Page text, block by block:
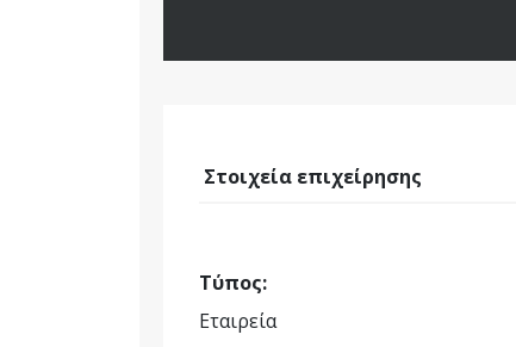
Στοιχεία επιχείρησης
Τύπος:
Εταιρεία